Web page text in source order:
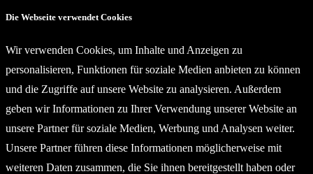
Die Webseite verwendet Cookies
Wir verwenden Cookies, um Inhalte und Anzeigen zu
personalisieren, Funktionen für soziale Medien anbieten zu können
und die Zugriffe auf unsere Website zu analysieren. Außerdem
geben wir Informationen zu Ihrer Verwendung unserer Website an
unsere Partner für soziale Medien, Werbung und Analysen weiter.
Unsere Partner führen diese Informationen möglicherweise mit
weiteren Daten zusammen, die Sie ihnen bereitgestellt haben oder